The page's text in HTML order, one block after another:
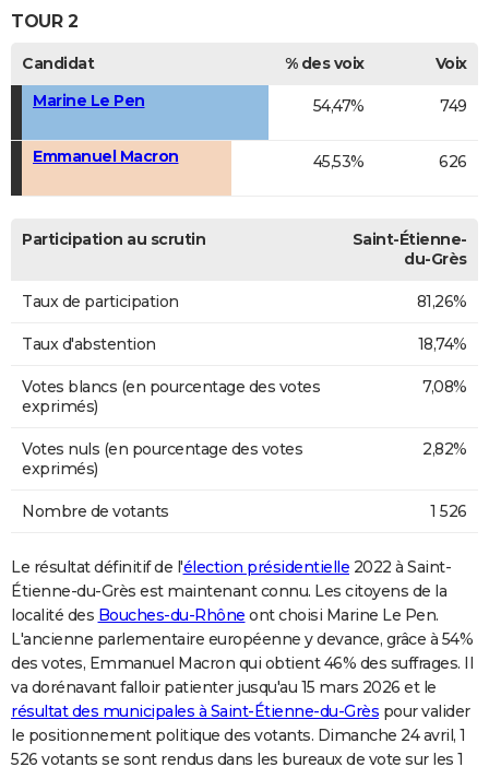
TOUR 2
Candidat % des voix
Voix
Marine Le Pen
54,47% 749
Emmanuel Macron 45,53% 626
Participation au scrutin
Saint-Étienne-
du-Grès
Taux de participation 81,26%
Taux d'abstention 18,74%
Votes blancs (en pourcentage des votes
exprimés)
7,08%
Votes nuls (en pourcentage des votes
exprimés)
2,82%
Nombre de votants 1 526
Le résultat définitif de l'élection présidentielle 2022 à Saint-
Étienne-du-Grès est maintenant connu. Les citoyens de la
localité des Bouches-du-Rhône ont choisi Marine Le Pen.
L'ancienne parlementaire européenne y devance, grâce à 54%
des votes, Emmanuel Macron qui obtient 46% des suffrages. Il
va dorénavant falloir patienter jusqu'au 15 mars 2026 et le
résultat des municipales à Saint-Étienne-du-Grès pour valider
le positionnement politique des votants. Dimanche 24 avril, 1
526 votants se sont rendus dans les bureaux de vote sur les 1